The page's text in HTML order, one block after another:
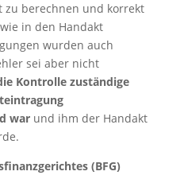
zu berechnen und korrekt
in den Handakt
wurden auch
sei aber nicht
Kontrolle zuständige
warund ihm der Handakt
(BFG)